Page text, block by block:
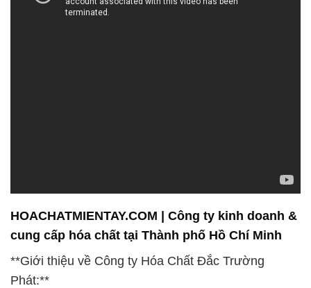
HOACHATMIENTAY.COM | Công ty kinh doanh &
cung cấp hóa chất tại Thành phố Hồ Chí Minh
**Giới thiệu về Công ty Hóa Chất Đắc Trường
Phát:**